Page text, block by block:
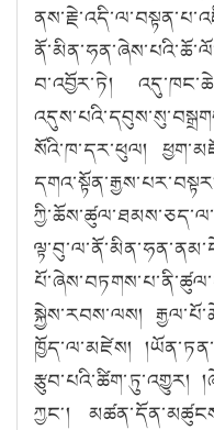
བ་འབྱོར་ཏེ།
སོའི་ཁ་དར་ཕུལ།
སྐྱེས་རབས་ལས།
ཁྱོད་ལ་མཛེས།
རྩུབ་པའི་ཚིག་ཏུ་འགྱུར།
ཀྱང༌།